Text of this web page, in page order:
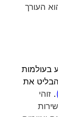
העורך
בעולמות
את
. זוהי